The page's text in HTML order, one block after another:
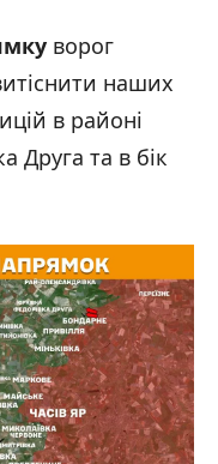
ворог
наших
в районі
Друга та в бік